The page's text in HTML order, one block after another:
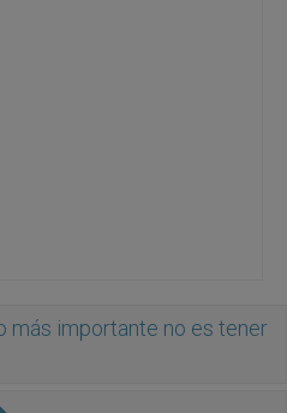
más importante no es tener